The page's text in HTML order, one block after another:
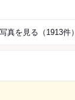
真を見る（1913件）